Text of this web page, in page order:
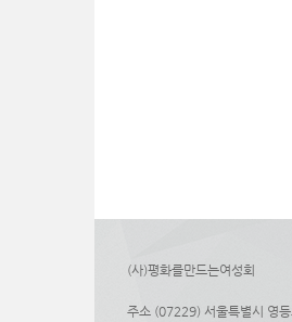
(사)평화를만드는여성회
주소 (07229) 서울특별시 영